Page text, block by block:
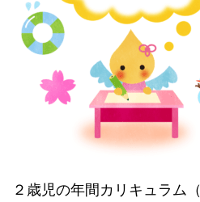
２歳児の年間カリキュラム